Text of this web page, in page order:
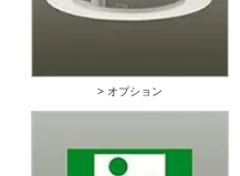
> オプション